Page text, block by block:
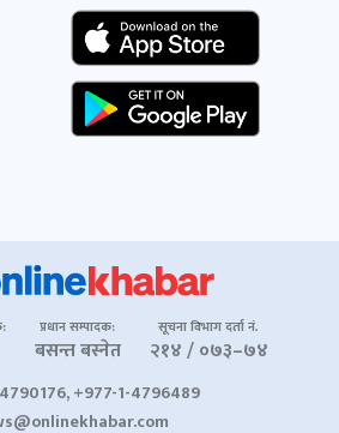
प्रधान सम्पादक:
बसन्त बस्नेत
सूचना विभाग दर्ता नं.
२१४ / ०७३–७४
+977-1-4796489